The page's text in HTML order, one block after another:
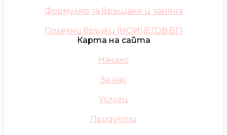
Формуляр за връщане и замяна
Полезни връзки (НОИ)(ЕГОВ.БГ)
Карта на сайта
Начало
За нас
Услуги
Продукти